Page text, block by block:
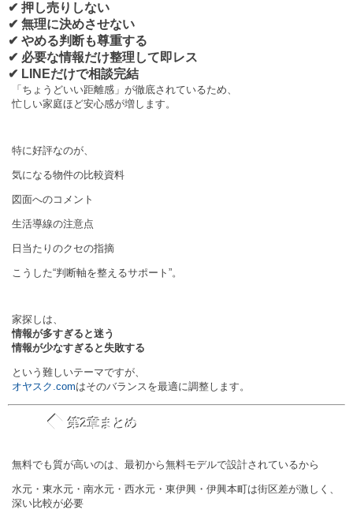
✔ 押し売りしない
✔ 無理に決めさせない
✔ やめる判断も尊重する
✔ 必要な情報だけ整理して即レス
✔ LINEだけで相談完結
「ちょうどいい距離感」が徹底されているため、
忙しい家庭ほど安心感が増します。
特に好評なのが、
気になる物件の比較資料
図面へのコメント
生活導線の注意点
日当たりのクセの指摘
こうした“判断軸を整えるサポート”。
家探しは、
情報が多すぎると迷う
情報が少なすぎると失敗する
という難しいテーマですが、
オヤスク.comはそのバランスを最適に調整します。
◆第2章まとめ
無料でも質が高いのは、最初から無料モデルで設計されているから
水元・東水元・南水元・西水元・東伊興・伊興本町は街区差が激しく、
深い比較が必要